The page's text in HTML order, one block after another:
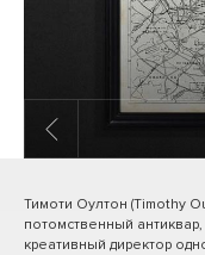
Тимоти Оултон (Timothy
потомственный
креативный директор